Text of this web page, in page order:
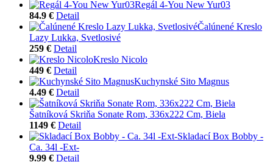
Regál 4-You New Yur03
84.9 € Detail
Čalúnené Kreslo
Lazy Lukka, Svetlosivé
259 € Detail
Kreslo Nicolo
449 € Detail
Kuchynské Sito Magnus
4.49 € Detail
Šatníková Skriňa Sonate Rom, 336x222 Cm, Biela
1149 € Detail
Skladací Box Bobby -
Ca. 34l -Ext-
9.99 € Detail